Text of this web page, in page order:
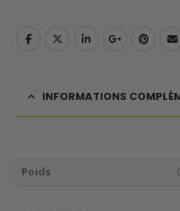
INFORMATIONS
Poids